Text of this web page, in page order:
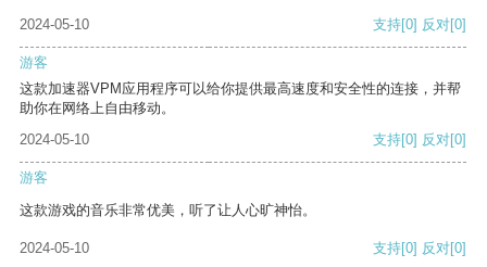
2024-05-10
支持[0] 反对[0]
游客
这款加速器VPM应用程序可以给你提供最高速度和安全性的连接，并帮
助你在网络上自由移动。
2024-05-10
支持[0] 反对[0]
游客
这款游戏的音乐非常优美，听了让人心旷神怡。
2024-05-10 支持[0] 反对[0]